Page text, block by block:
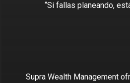
“Si fallas planeando,
Supra Wealth Management